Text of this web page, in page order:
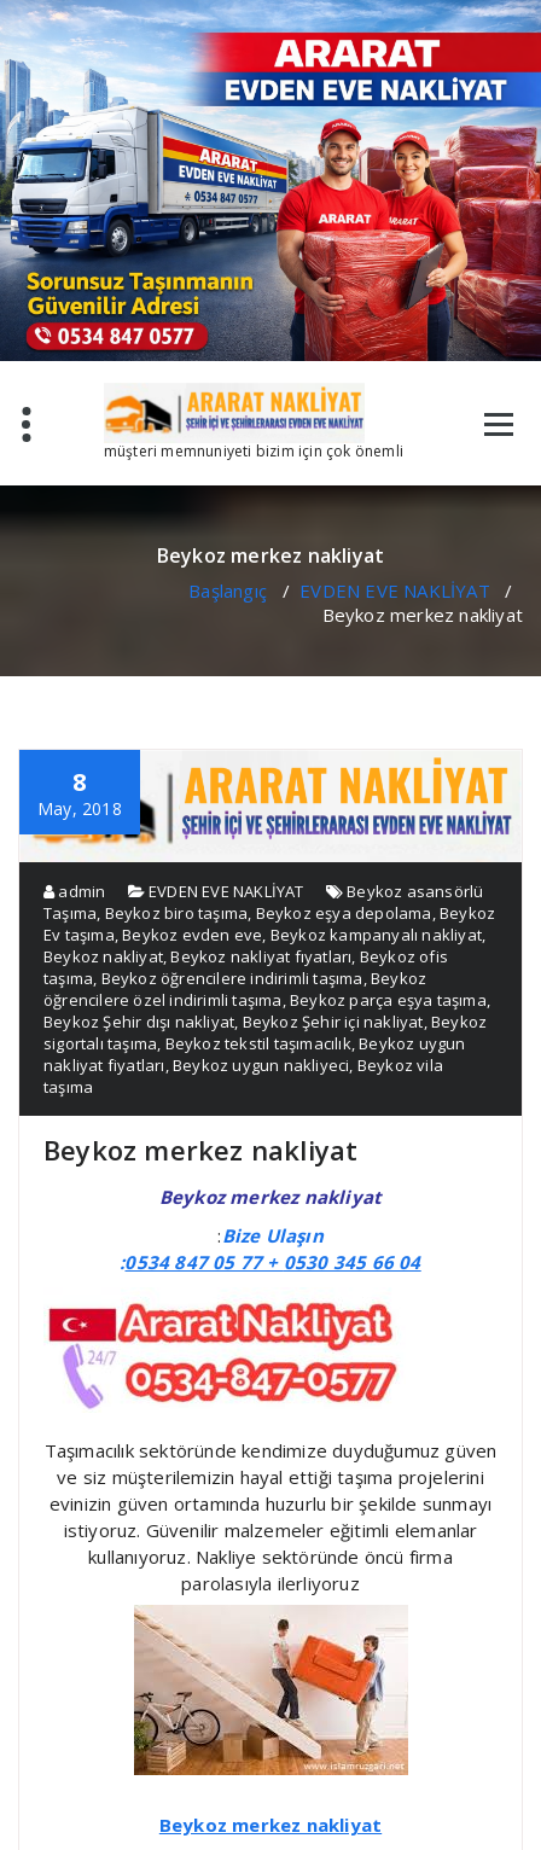
İçeriğe
geç
müşteri memnuniyeti bizim için çok önemli
Beykoz merkez nakliyat
Başlangıç/ EVDEN EVE NAKLİYAT /
Beykoz merkez nakliyat
8
May, 2018
admin EVDEN EVE NAKLİYAT
Beykoz asansörlü
Taşıma, Beykoz biro taşıma, Beykoz eşya depolama,Beykoz
Ev taşıma,Beykoz evden eve, Beykoz kampanyalı nakliyat,
Beykoz nakliyat,Beykoz nakliyat fıyatları, Beykoz ofis
taşıma, Beykoz öğrencilere indirimli taşıma,Beykoz
öğrencilere özel indirimli taşıma,Beykoz parça eşya taşıma,
Beykoz Şehir dışı nakliyat, Beykoz Şehir içi nakliyat,Beykoz
sigortalı taşıma, Beykoz tekstil taşımacılık,Beykoz uygun
nakliyat fiyatları,Beykoz uygun nakliyeci, Beykoz vila
taşıma
Beykoz merkez nakliyat
Beykoz merkez nakliyat
:Bize Ulaşın
:0534 847 05 77 + 0530 345 66 04
Taşımacılık sektöründe kendimize duyduğumuz güven
ve siz müşterilemizin hayal ettiği taşıma projelerini
evinizin güven ortamında huzurlu bir şekilde sunmayı
istiyoruz. Güvenilir malzemeler eğitimli elemanlar
kullanıyoruz. Nakliye sektöründe öncü firma
parolasıyla ilerliyoruz
Beykoz merkez nakliyat